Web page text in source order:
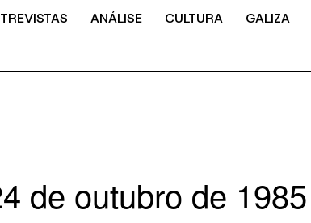
ANÁLISE CULTURA GALIZA
de outubro de 1985